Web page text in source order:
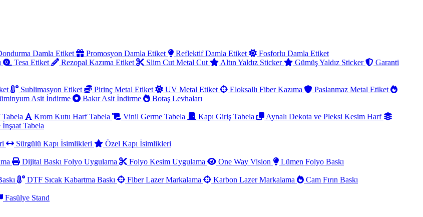
Damla Etiket Promosyon Damla Etiket Reflektif Damla Etiket
Fosforlu Damla Etiket
Tesa Etiket Rezopal Kazıma Etiket Slim Cut Metal Cut Altın Yaldız Sticker Gümüş Yaldız Sticker
Garanti
Sublimasyon Etiket Pirinç Metal Etiket UV Metal Etiket Eloksallı Fiber Kazıma
Paslanmaz Metal Etiket
Asit İndirme Bakır Asit İndirme
Botaş Levhaları
Krom Kutu Harf Tabela Vinil Germe Tabela Kapı Giriş Tabela
Aynalı Dekota ve Pleksi Kesim Harf
Tabela
Sürgülü Kapı İsimlikleri
Özel Kapı İsimlikleri
Dijital Baskı Folyo Uygulama Folyo Kesim Uygulama One Way Vision
Lümen Folyo Baskı
DTF Sıcak Kabartma Baskı Fiber Lazer Markalama Karbon Lazer Markalama
Cam Fırın Baskı
Fasülye Stand